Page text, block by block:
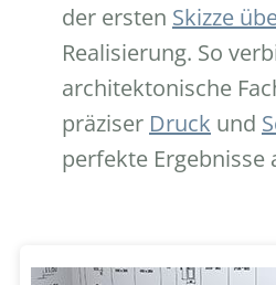
der ersten Skizze
Realisierung. So
architektonische
präziser Druck und
perfekte Ergebnisse